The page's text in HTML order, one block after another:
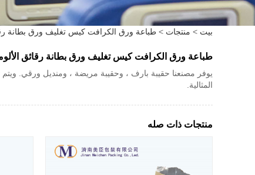
بيت > منتجات > طباعة ورق الكرافت كيس تغليف ورق بطانة
طباعة ورق الكرافت كيس تغليف ورق بطانة رقائق
يوفر مصنعنا حقيبة بارف ، وحقيبة مريضة ، ومنديل ورقي. ويتم
المثالية.
منتجات ذات صله